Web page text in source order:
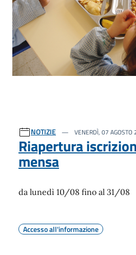
NOTIZIE VENERDÌ, 07
Riapertura
mensa
da lunedì 10/08 fino al 31/08
Accesso all'informazione